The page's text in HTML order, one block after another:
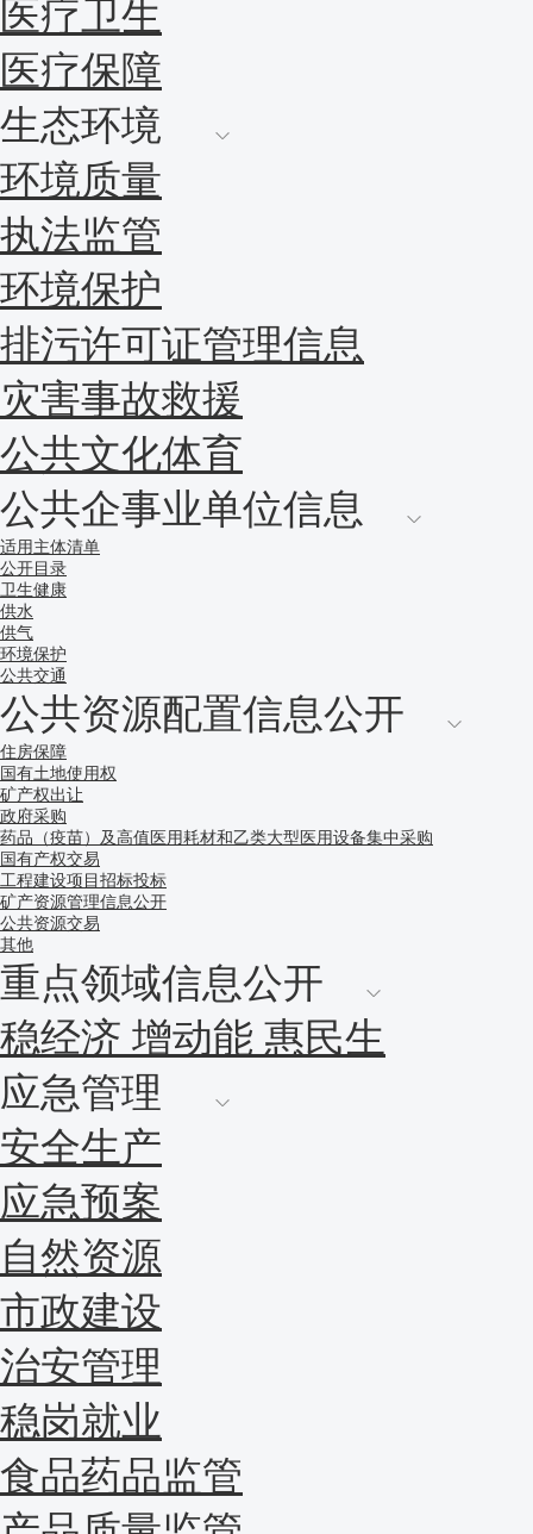
医疗卫生
医疗保障
生态环境
环境质量
执法监管
环境保护
排污许可证管理信息
灾害事故救援
公共文化体育
公共企事业单位信息
适用主体清单
公开目录
卫生健康
供水
供气
环境保护
公共交通
公共资源配置信息公开
住房保障
国有土地使用权
矿产权出让
政府采购
药品（疫苗）及高值医用耗材和乙类大型医用设备集中采购
国有产权交易
工程建设项目招标投标
矿产资源管理信息公开
公共资源交易
其他
重点领域信息公开
稳经济 增动能 惠民生
应急管理
安全生产
应急预案
自然资源
市政建设
治安管理
稳岗就业
食品药品监管